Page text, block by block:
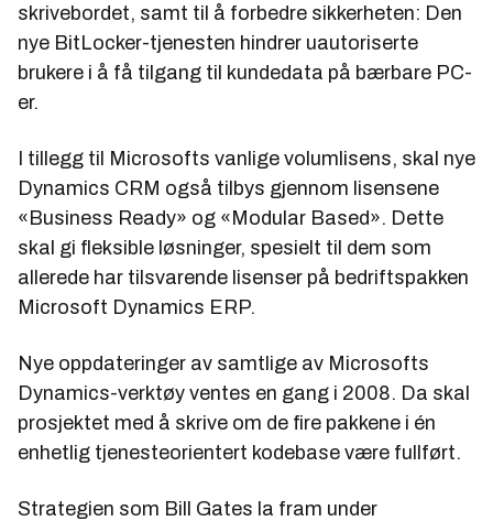
skrivebordet, samt til å forbedre sikkerheten: Den
nye BitLocker-tjenesten hindrer uautoriserte
brukere i å få tilgang til kundedata på bærbare PC-
er.
I tillegg til Microsofts vanlige volumlisens, skal nye
Dynamics CRM også tilbys gjennom lisensene
«Business Ready» og «Modular Based». Dette
skal gi fleksible løsninger, spesielt til dem som
allerede har tilsvarende lisenser på bedriftspakken
Microsoft Dynamics ERP.
Nye oppdateringer av samtlige av Microsofts
Dynamics-verktøy ventes en gang i 2008. Da skal
prosjektet med å skrive om de fire pakkene i én
enhetlig tjenesteorientert kodebase være fullført.
Strategien som Bill Gates la fram under